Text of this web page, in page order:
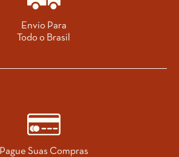
Envio Para
Todo o Brasil
Pague Suas Compras